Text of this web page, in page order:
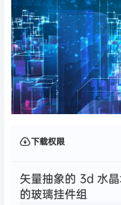
下载权限
矢量抽象的 3d 水
的玻璃挂件组